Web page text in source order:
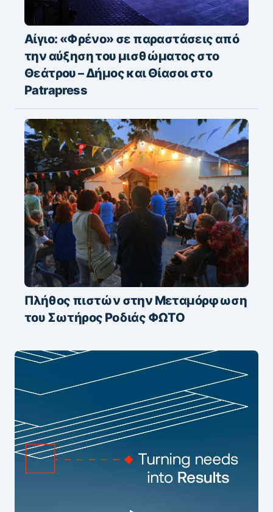
Αίγιο: «Φρένο» σε παραστάσεις από
την αύξηση του μισθώματος στο
Θεάτρου – Δήμος και Θίασοι στο
Patrapress
Πλήθος πιστών στην Μεταμόρφωση
του Σωτήρος Ροδιάς ΦΩΤΟ